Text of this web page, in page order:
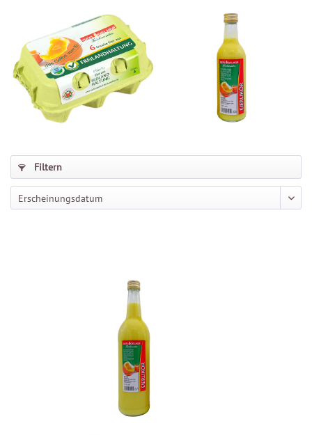
Filtern